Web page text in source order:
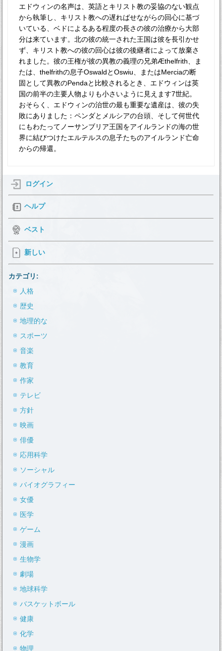
エドウィンの名声は、英語とキリスト教の妥協のない観点
から執筆し、キリスト教への遅ればせながらの回心に基づ
いている、ベドによるある程度の長さの彼の治療から大部
分は来ています。北の彼の統一された王国は彼を長引かせ
ず、キリスト教への彼の回心は彼の後継者によって放棄さ
れました。彼の王権が彼の異教の義理の兄弟Æthelfrith、ま
たは、thelfrithの息子OswaldとOswiu、またはMerciaの断
固として異教のPendaと比較されるとき、エドウィンは英
国の前半の主要人物よりも小さいように見えます7世紀。
おそらく、エドウィンの治世の最も重要な遺産は、彼の失
敗にありました：ペンダとメルシアの台頭、そして何世代
にもわたってノーサンブリア王国をアイルランドの海の世
界に結びつけたエルテルスの息子たちのアイルランド亡命
からの帰還。
ログイン
ヘルプ
ベスト
新しい
カテゴリ:
人格
歴史
地理的な
スポーツ
音楽
教育
作家
テレビ
方針
映画
俳優
応用科学
ソーシャル
バイオグラフィー
女優
医学
ゲーム
漫画
生物学
劇場
地球科学
バスケットボール
健康
化学
物理